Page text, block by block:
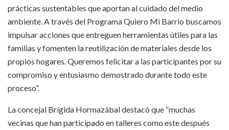
prácticas sustentables que aportan al cuidado del medio
ambiente. A través del Programa Quiero Mi Barrio buscamos
impulsar acciones que entreguen herramientas útiles para las
familias y fomenten la reutilización de materiales desde los
propios hogares. Queremos felicitar a las participantes por su
compromiso y entusiasmo demostrado durante todo este
proceso”.
La concejal Brígida Hormazábal destacó que “muchas
vecinas que han participado en talleres como este después